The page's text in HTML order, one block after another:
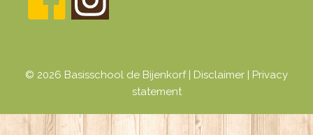
© 2026 Basisschool de Bijenkorf | Disclaimer | Privacy
statement